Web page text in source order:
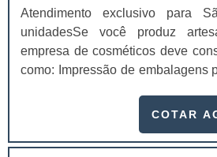
Atendimento exclusivo para
unidadesSe você produz
empresa de cosméticos deve
como: Impressão de embalagens
quem está no ramo. Até porque,
de ser apenas um invólucro
COTAR